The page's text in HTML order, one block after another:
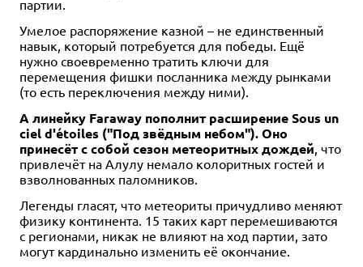
партии.
Умелое распоряжение казной – не единственный
навык, который потребуется для победы. Ещё
нужно своевременно тратить ключи для
перемещения фишки посланника между рынками
(то есть переключения между ними).
А линейку Faraway пополнит расширение Sous un
ciel d'étoiles ("Под звёдным небом"). Оно
принесёт с собой сезон метеоритных дождей , что
привлечёт на Алулу немало колоритных гостей и
взволнованных паломников.
Легенды гласят, что метеориты причудливо меняют
физику континента. 15 таких карт перемешиваются
с регионами, никак не влияют на ход партии, зато
могут кардинально изменить её окончание.